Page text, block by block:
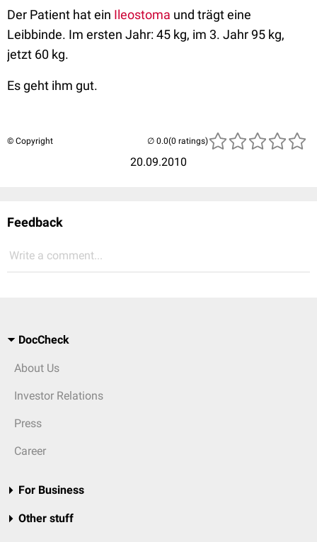
Der Patient hat ein Ileostoma und trägt eine
Leibbinde. Im ersten Jahr: 45 kg, im 3. Jahr 95 kg,
jetzt 60 kg.
Es geht ihm gut.
© Copyright
20.09.2010
(0 ratings)
Feedback
Write a comment...
DocCheck
About Us
Investor Relations
Press
Career
For Business
Other stuff